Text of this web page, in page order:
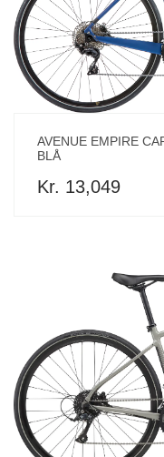
AVENUE EMPIRE
BLÅ
Kr. 13,049